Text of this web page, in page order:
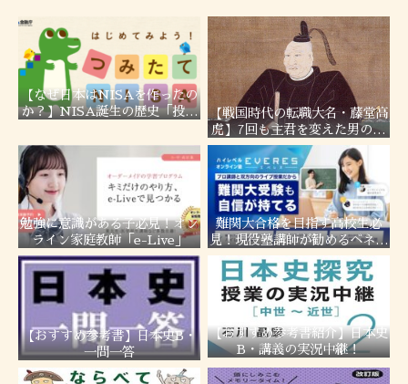
【なぜ日本はNISAを作ったの
か？】NISA誕生の歴史「投資
説！
【戦国時代の転職大名・藤堂高
虎】7回も主君を変えた男の転
職履歴！
勉強に意識がある子必見！オン
ライン家庭教師「e-Live」
難関大合格を目指す高校生必
見！現役塾講師が勧めるベネッ
セの「エベレス高校部」
【おすすめ参考書】日本史B・
一問一答
【おすすめ参考書紹介】日本史
B・講義の実況中継！